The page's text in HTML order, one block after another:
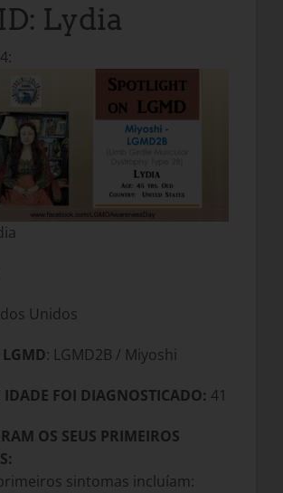
Lydia
Unidos
LGMD: LGMD2B / Miyoshi
IDADE FOI DIAGNOSTICADO: 41
OS SEUS PRIMEIROS
sintomas incluíam: